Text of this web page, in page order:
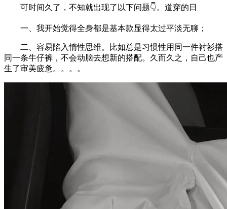
可时间久了，不知就出现了以下问题👇。道穿的日
一、我开始觉得全身都是基本款显得太过平淡无聊；
二、容易陷入惰性思维。比如总是习惯性用同一件衬衫搭
同一条牛仔裤，不会动脑去想新的搭配。久而久之，自己也产
生了审美疲惫。。。。